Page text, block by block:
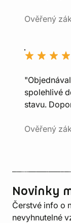
Ověřený
spolehlivé
stavu.
Ověřený
Novinky
Čerstvé info o
nevyhnutelné